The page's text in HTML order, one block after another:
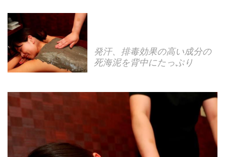
発汗、排毒効果の高い成分の
死海泥を背中にたっぷり